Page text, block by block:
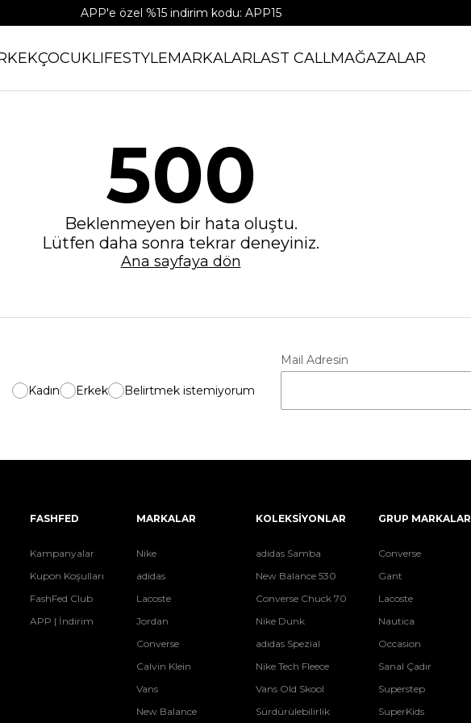
APP'e özel %15 indirim kodu: APP15
ÇOCUKLIFESTYLEMARKALARLAST CALLMAĞAZALAR
500
Beklenmeyen bir hata oluştu.
Lütfen daha sonra tekrar deneyiniz.
Ana sayfaya dön
Kadın Erkek Belirtmek istemiyorum
Mail Adresin
FASHFED
Kampanyalar
Kupon Koşulları
FashFed Club
APP | İndirim
MARKALAR
Nike
adidas
Lacoste
Jordan
Converse
Calvin Klein
Vans
New Balance
KOLEKSİYONLAR
adidas Samba
New Balance 530
Converse Chuck 70
Nike Dunk
adidas Spezial
Nike Tech Fleece
Vans Old Skool
Sürdürülebilirlik
GRUP MARKALAR
Converse
Gant
Lacoste
Nautica
Occasion
Sanal Çadır
Superstep
SuperKids